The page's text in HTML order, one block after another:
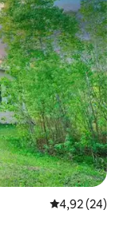
4,92 (24)